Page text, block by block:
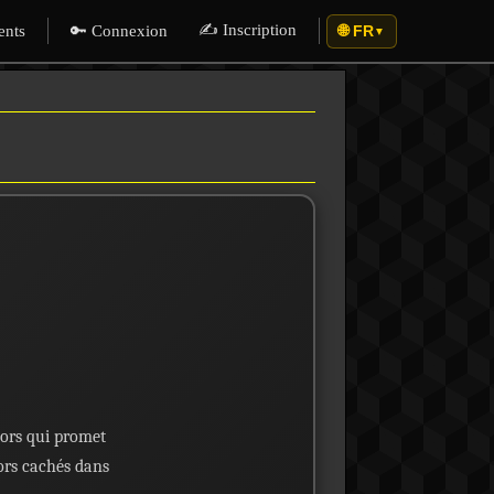
🔑 Connexion ✍️ Inscription 🌐 FR▼
qui promet
cachés dans